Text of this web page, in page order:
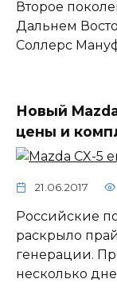
Второе
Дальнем
Соллерс
Новый
цены и
21.06.2017
Российские
раскрыло
генерации.
несколько